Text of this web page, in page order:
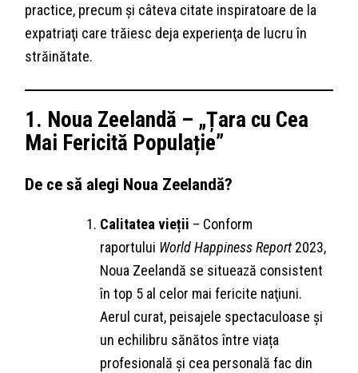
practice, precum și câteva citate inspiratoare de la
expatriaţi care trăiesc deja experienţa de lucru în
străinătate.
1. Noua Zeelandă – „Țara cu Cea
Mai Fericită Populație”
De ce să alegi Noua Zeelandă?
Calitatea vieții – Conform
raportului World Happiness Report2023,
Noua Zeelandă se situează consistent
în top 5 al celor mai fericite naţiuni.
Aerul curat, peisajele spectaculoase și
un echilibru sănătos între viața
profesională și cea personală fac din